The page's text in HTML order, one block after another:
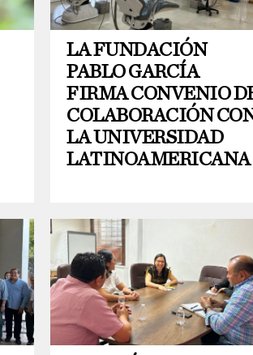
LA FUNDACIÓN
PABLO GARCÍA
FIRMA CONVENIO
COLABORACIÓN
LA UNIVERSIDAD
LATINOAMERICANA